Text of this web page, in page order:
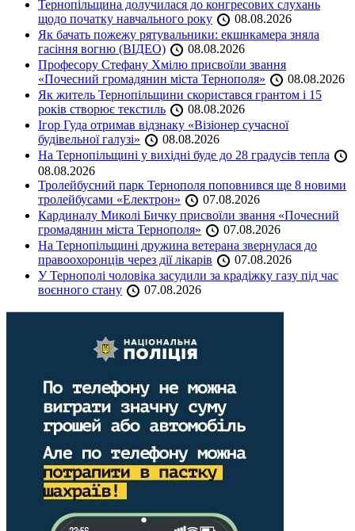
Тернопільщина долучилася до конгресових слухань
щодо початку навчального року
08.08.2026
Як бачать пожежу рятувальники: екшнкамера зняла
гасіння вогню (ВІДЕО)
08.08.2026
Професору Стефану Хмілю присвоїли звання
«Почесний громадянин міста Тернополя»
08.08.2026
Як житель Тернопільщини скористався грантом і 15
років створює текстиль
08.08.2026
Ігор Гуда отримав відзнаку «Візіонер сучасної
будівельної галузі»
08.08.2026
На Тернопільщині у вихідні буде до 28 градусів тепла
08.08.2026
Тролейбусний парк Тернополя поповнився ще 8 новими
тролейбусами «Електрон»
07.08.2026
Кардиналу Миколі Бичку присвоїли звання «Почесний
громадянин міста Тернополя»
07.08.2026
На Тернопільщині дружина ветерана звернулася до
правоохоронців через дії лікарів
07.08.2026
У Тернополі чоловіка засудили за крадіжку газу під час
воєнного стану
07.08.2026